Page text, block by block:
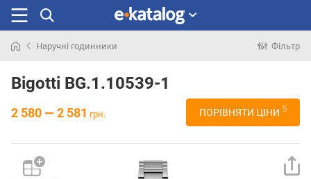
раніше
Наручні годинники Фільтр
Bigotti BG.1.10539-1
2 580 — 2 581 грн. ПОРІВНЯТИ ЦІНИ 5